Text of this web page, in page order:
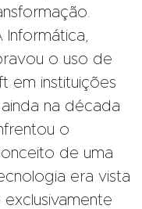
o uso de
em instituições
na década
o
de uma
era vista